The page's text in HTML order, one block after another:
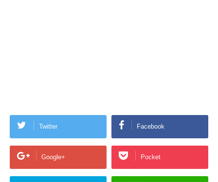
Twitter Facebook
Google+ Pocket